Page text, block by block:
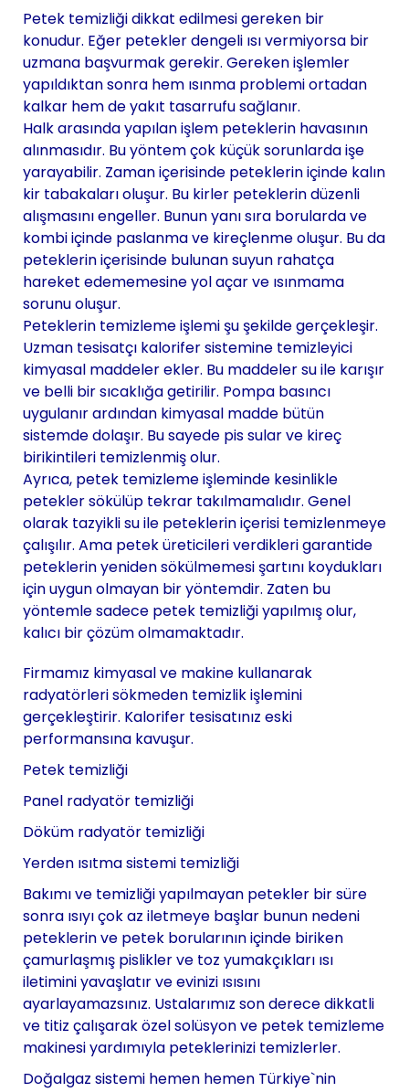
Petek temizliği dikkat edilmesi gereken bir
konudur. Eğer petekler dengeli ısı vermiyorsa bir
uzmana başvurmak gerekir. Gereken işlemler
yapıldıktan sonra hem ısınma problemi ortadan
kalkar hem de yakıt tasarrufu sağlanır.
Halk arasında yapılan işlem peteklerin havasının
alınmasıdır. Bu yöntem çok küçük sorunlarda işe
yarayabilir. Zaman içerisinde peteklerin içinde kalın
kir tabakaları oluşur. Bu kirler peteklerin düzenli
alışmasını engeller. Bunun yanı sıra borularda ve
kombi içinde paslanma ve kireçlenme oluşur. Bu da
peteklerin içerisinde bulunan suyun rahatça
hareket edememesine yol açar ve ısınmama
sorunu oluşur.
Peteklerin temizleme işlemi şu şekilde gerçekleşir.
Uzman tesisatçı kalorifer sistemine temizleyici
kimyasal maddeler ekler. Bu maddeler su ile karışır
ve belli bir sıcaklığa getirilir. Pompa basıncı
uygulanır ardından kimyasal madde bütün
sistemde dolaşır. Bu sayede pis sular ve kireç
birikintileri temizlenmiş olur.
Ayrıca, petek temizleme işleminde kesinlikle
petekler sökülüp tekrar takılmamalıdır. Genel
olarak tazyikli su ile peteklerin içerisi temizlenmeye
çalışılır. Ama petek üreticileri verdikleri garantide
peteklerin yeniden sökülmemesi şartını koydukları
için uygun olmayan bir yöntemdir. Zaten bu
yöntemle sadece petek temizliği yapılmış olur,
kalıcı bir çözüm olmamaktadır.
Firmamız kimyasal ve makine kullanarak
radyatörleri sökmeden temizlik işlemini
gerçekleştirir. Kalorifer tesisatınız eski
performansına kavuşur.
Petek temizliği
Panel radyatör temizliği
Döküm radyatör temizliği
Yerden ısıtma sistemi temizliği
Bakımı ve temizliği yapılmayan petekler bir süre
sonra ısıyı çok az iletmeye başlar bunun nedeni
peteklerin ve petek borularının içinde biriken
çamurlaşmış pislikler ve toz yumakçıkları ısı
iletimini yavaşlatır ve evinizi ısısını
ayarlayamazsınız. Ustalarımız son derece dikkatli
ve titiz çalışarak özel solüsyon ve petek temizleme
makinesi yardımıyla peteklerinizi temizlerler.
Doğalgaz sistemi hemen hemen Türkiye`nin